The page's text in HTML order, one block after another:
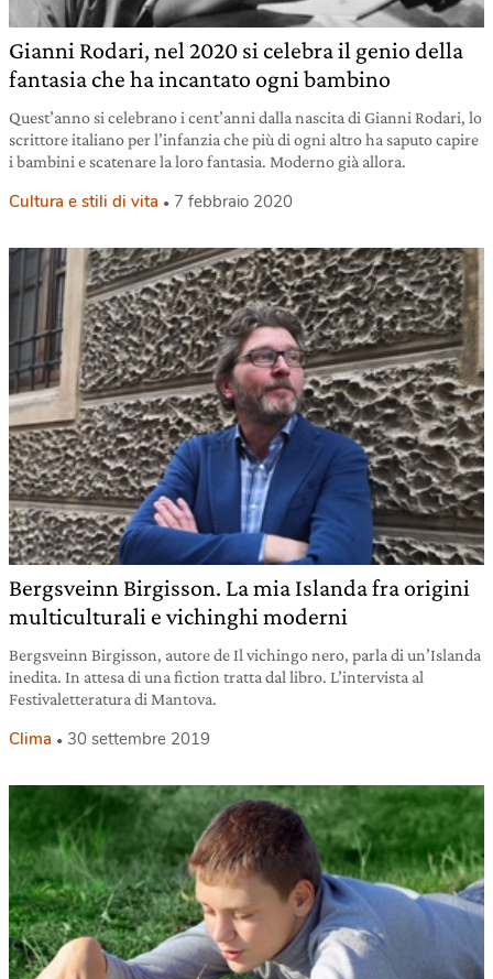
Gianni Rodari, nel 2020 si celebra il genio della
fantasia che ha incantato ogni bambino
Quest’anno si celebrano i cent’anni dalla nascita di Gianni Rodari, lo
scrittore italiano per l’infanzia che più di ogni altro ha saputo capire
i bambini e scatenare la loro fantasia. Moderno già allora.
Cultura e stili di vita 7 febbraio 2020
Bergsveinn Birgisson. La mia Islanda fra origini
multiculturali e vichinghi moderni
Bergsveinn Birgisson, autore de Il vichingo nero, parla di un’Islanda
inedita. In attesa di una fiction tratta dal libro. L’intervista al
Festivaletteratura di Mantova.
Clima 30 settembre 2019